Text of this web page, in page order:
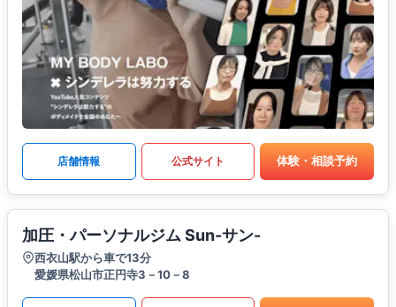
店舗情報 公式サイト 体験・相談予約
加圧・パーソナルジム Sun-サン-
西衣山駅から車で13分
愛媛県松山市正円寺3－10－8